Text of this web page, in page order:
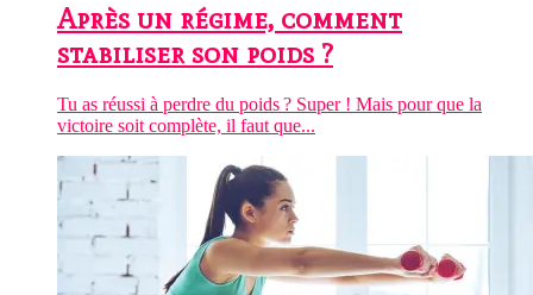
Après un régime, comment
stabiliser son poids ?
Tu as réussi à perdre du poids ? Super ! Mais pour que la
victoire soit complète, il faut que...